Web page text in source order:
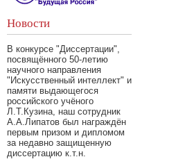
Новости
В конкурсе "Диссертации",
посвящённого 50-летию
научного направления
"Искусственный интеллект" и
памяти выдающегося
российского учёного
Л.Т.Кузина, наш сотрудник
А.А.Липатов был награждён
первым призом и дипломом
за недавно защищенную
диссертацию к.т.н.